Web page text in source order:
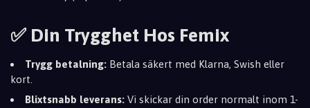
✅ Din Trygghet Hos Femix
Trygg betalning: Betala säkert med Klarna, Swish eller
kort.
Blixtsnabb leverans: Vi skickar din order normalt inom 1-